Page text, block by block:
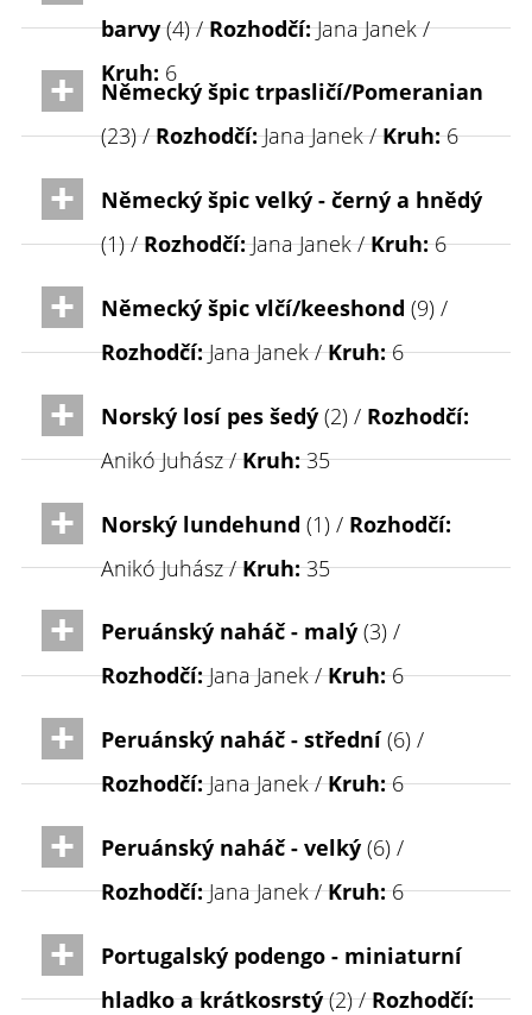
barvy(4) /Rozhodčí:Jana Janek /
Kruh: 6
Německý špic trpasličí/Pomeranian
(23) /Rozhodčí:Jana Janek /Kruh:6
Německý špic velký - černý a hnědý
(1) /Rozhodčí:Jana Janek /Kruh:6
Německý špic vlčí/keeshond (9) /
Rozhodčí:Jana Janek /Kruh:6
Norský losí pes šedý (2) / Rozhodčí:
Anikó Juhász /Kruh:35
Norský lundehund (1) / Rozhodčí:
Anikó Juhász /Kruh:35
Peruánský naháč - malý(3) /
Rozhodčí:Jana Janek /Kruh:6
Peruánský naháč - střední(6) /
Rozhodčí:Jana Janek /Kruh:6
Peruánský naháč - velký(6) /
Rozhodčí:Jana Janek /Kruh:6
Portugalský podengo - miniaturní
hladko a krátkosrstý(2) /Rozhodčí: